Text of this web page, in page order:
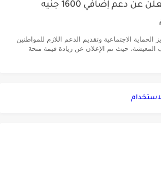
وزارة التموين تعلن عن دعم إضافي 1600 جنيه
الاجتماعية وتقديم الدعم اللازم للمواطنين
المعيشة، حيث تم الإعلان عن زيادة قيمة منحة